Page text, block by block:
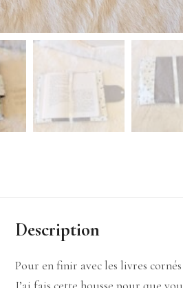
Description
Pour en finir avec les livres cornés